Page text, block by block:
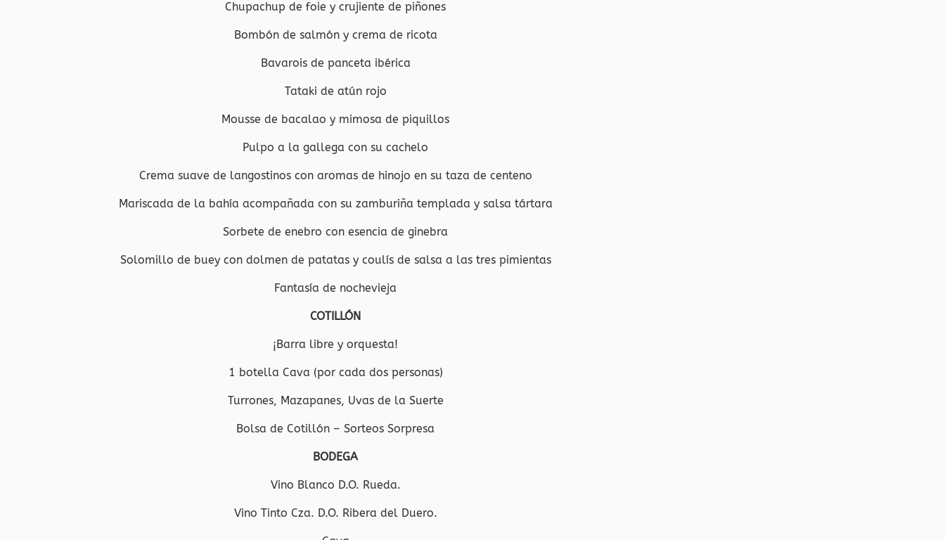
Chupachup de foie y crujiente de piñones
Bombón de salmón y crema de ricota
Bavarois de panceta ibérica
Tataki de atún rojo
Mousse de bacalao y mimosa de piquillos
Pulpo a la gallega con su cachelo
Crema suave de langostinos con aromas de hinojo en su taza de centeno
Mariscada de la bahía acompañada con su zamburiña templada y salsa tártara
Sorbete de enebro con esencia de ginebra
Solomillo de buey con dolmen de patatas y coulís de salsa a las tres pimientas
Fantasía de nochevieja
COTILLÓN
¡Barra libre y orquesta!
1 botella Cava (por cada dos personas)
Turrones, Mazapanes, Uvas de la Suerte
Bolsa de Cotillón – Sorteos Sorpresa
BODEGA
Vino Blanco D.O. Rueda.
Vino Tinto Cza. D.O. Ribera del Duero.